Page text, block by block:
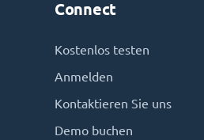
Connect
Kostenlos testen
Anmelden
Kontaktieren Sie uns
Demo buchen